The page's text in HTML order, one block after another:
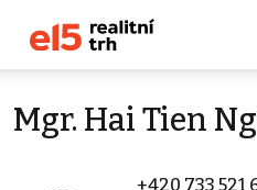
Mgr. Hai Tien
+420 733 521